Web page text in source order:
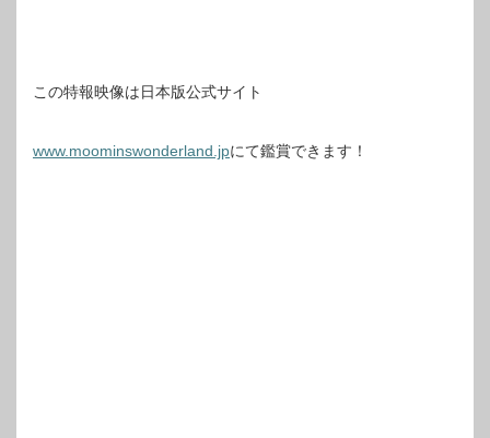
この特報映像は日本版公式サイト
www.moominswonderland.jpにて鑑賞できます！